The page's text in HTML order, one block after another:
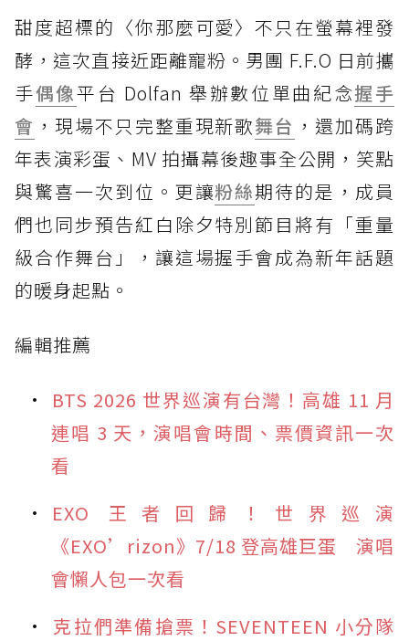
甜度超標的〈你那麼可愛〉不只在螢幕裡發
酵，這次直接近距離寵粉。男團 F.F.O 日前攜
手偶像平台 Dolfan 舉辦數位單曲紀念握手
會 ，現場不只完整重現新歌舞台 ，還加碼跨
年表演彩蛋、MV 拍攝幕後趣事全公開，笑點
與驚喜一次到位。更讓粉絲期待的是，成員
們也同步預告紅白除夕特別節目將有「重量
級合作舞台」，讓這場握手會成為新年話題
的暖身起點。
編輯推薦
BTS 2026 世界巡演有台灣！高雄 11 月
連唱 3 天，演唱會時間、票價資訊一次
看
EXO 王者回歸！世界巡演
《EXO’rizon》7/18 登高雄巨蛋 演唱
會懶人包一次看
克拉們準備搶票！SEVENTEEN 小分隊